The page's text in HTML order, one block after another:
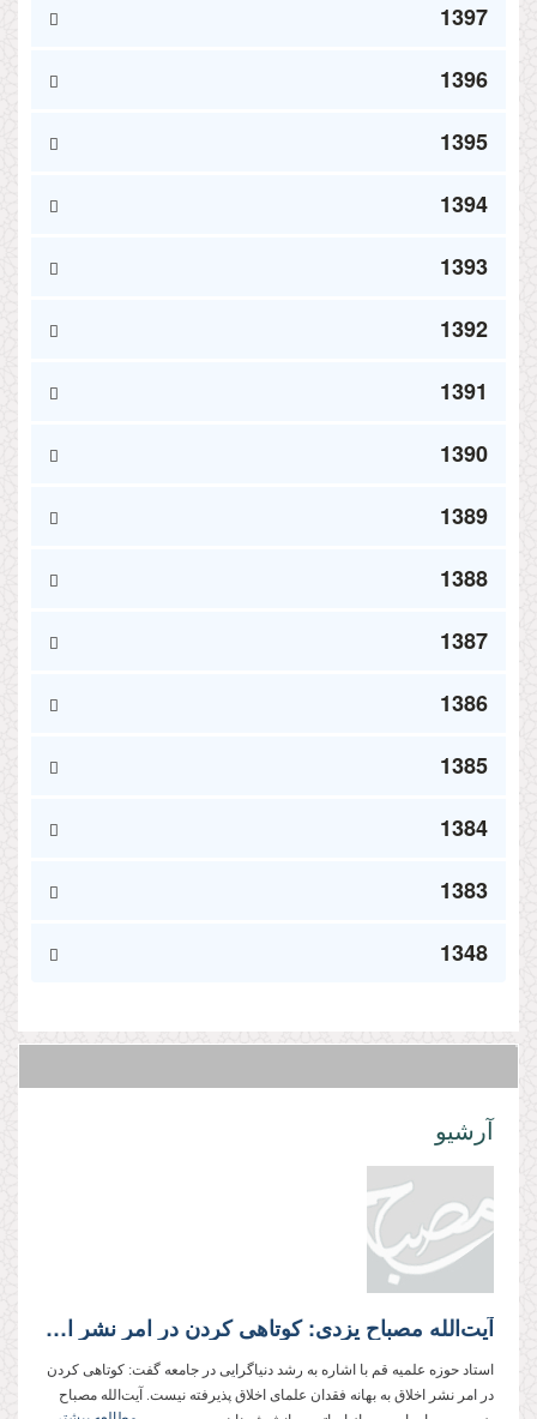
1397
1396
1395
1394
1393
1392
1391
1390
1389
1388
1387
1386
1385
1384
1383
1348
آرشیو
آیت‌الله مصباح یزدی: كوتاهی كردن در امر نشر اخلاق پذیرفته نیست
استاد حوزه علمیه قم با اشاره به رشد دنیاگرایی در جامعه گفت: كوتاهی كردن
در امر نشر اخلاق به بهانه فقدان علمای اخلاق پذیرفته نیست. آیت‌الله مصباح